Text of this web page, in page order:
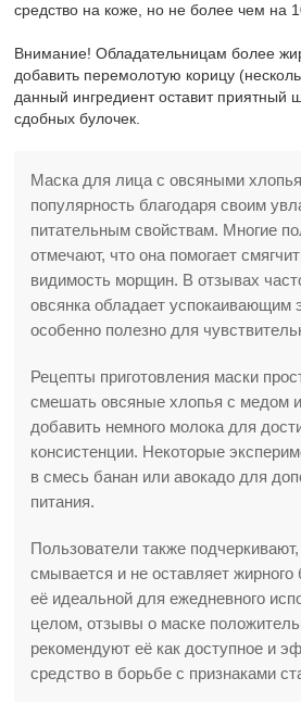
средство на коже, но не более чем на
Внимание! Обладательницам более
добавить перемолотую корицу
данный ингредиент оставит приятный
сдобных булочек.
Маска для лица с овсяными
популярность благодаря своим
питательным свойствам. Многие
отмечают, что она помогает
видимость морщин. В отзывах
овсянка обладает успокаивающим
особенно полезно для
Рецепты приготовления маски
смешать овсяные хлопья с медом
добавить немного молока для
консистенции. Некоторые
в смесь банан или авокадо для
питания.
Пользователи также
смывается и не оставляет жирного
её идеальной для ежедневного
целом, отзывы о маске
рекомендуют её как доступное и
средство в борьбе с признаками